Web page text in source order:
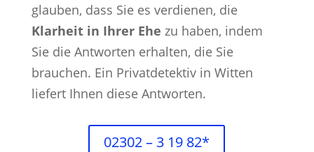
glauben, dass Sie es verdienen, die
Klarheit in Ihrer Ehe zu haben, indem
Sie die Antworten erhalten, die Sie
brauchen. Ein Privatdetektiv in Witten
liefert Ihnen diese Antworten.
02302 – 3 19 82*